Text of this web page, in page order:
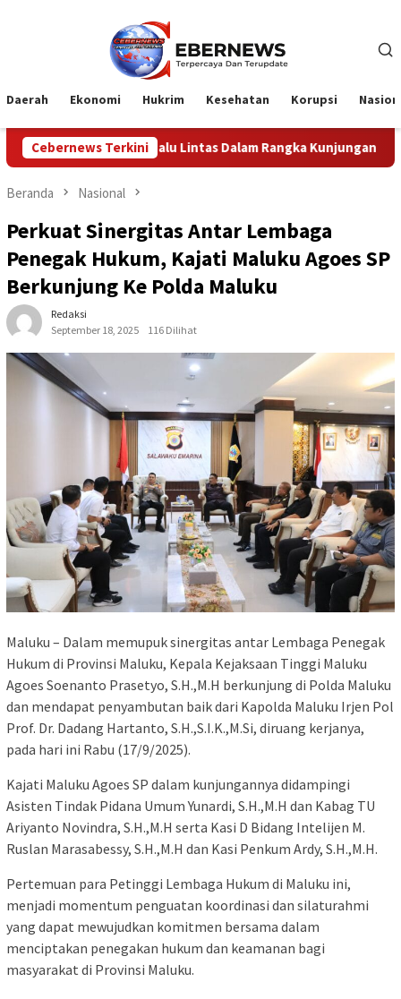
Daerah Ekonomi Hukrim Kesehatan Korupsi
Cebernews Terkini
Lintas Dalam Rangka Kunjungan Menteri Pertahanan RI
Beranda Nasional
Perkuat Sinergitas Antar Lembaga
Penegak Hukum, Kajati Maluku Agoes SP
Berkunjung Ke Polda Maluku
Redaksi
September 18, 2025
116 Dilihat
Maluku – Dalam memupuk sinergitas antar Lembaga Penegak
Hukum di Provinsi Maluku, Kepala Kejaksaan Tinggi Maluku
Agoes Soenanto Prasetyo, S.H.,M.H berkunjung di Polda Maluku
dan mendapat penyambutan baik dari Kapolda Maluku Irjen Pol
Prof. Dr. Dadang Hartanto, S.H.,S.I.K.,M.Si, diruang kerjanya,
pada hari ini Rabu (17/9/2025).
Kajati Maluku Agoes SP dalam kunjungannya didampingi
Asisten Tindak Pidana Umum Yunardi, S.H.,M.H dan Kabag TU
Ariyanto Novindra, S.H.,M.H serta Kasi D Bidang Intelijen M.
Ruslan Marasabessy, S.H.,M.H dan Kasi Penkum Ardy, S.H.,M.H.
Pertemuan para Petinggi Lembaga Hukum di Maluku ini,
menjadi momentum penguatan koordinasi dan silaturahmi
yang dapat mewujudkan komitmen bersama dalam
menciptakan penegakan hukum dan keamanan bagi
masyarakat di Provinsi Maluku.